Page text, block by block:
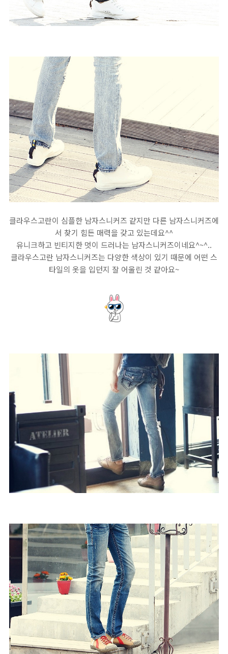
클라우스고란이 심플한 남자스니커즈 같지만 다른 남자스니커즈에
서 찾기 힘든 매력을 갖고 있는데요^^
유니크하고 빈티지한 멋이 드러나는 남자스니커즈이네요^~^..
클라우스고란 남자스니커즈는 다양한 색상이 있기 때문에 어떤 스
타일의 옷을 입던지 잘 어울린 것 같아요~